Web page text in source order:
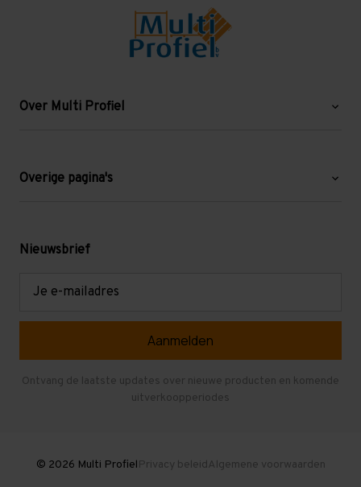
Over Multi Profiel
Blog
Levering en afhalen
Overige pagina's
Mezzanine
Gebruikte entresolvloeren
Nieuwsbrief
Ontvang de laatste updates over nieuwe producten en komende
uitverkoopperiodes
© 2026 Multi ProfielPrivacy beleidAlgemene voorwaarden